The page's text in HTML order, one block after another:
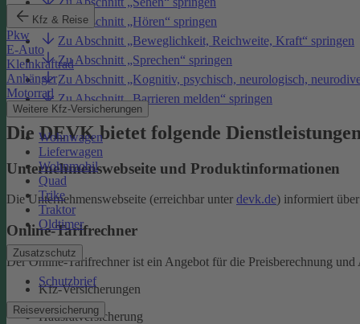
Kfz & Reise
Pkw
E-Auto
Kleinkraftrad
Anhänger
Motorrad
Weitere Kfz-Versicherungen
Wohnwagen
Lieferwagen
Wohnmobil
Quad
Trike
Traktor
Oldtimer
Zusatzschutz
Schutzbrief
Reiseversicherung
Zu Abschnitt „Hören“ springen
Zu Abschnitt „Beweglichkeit, Reichweite, Kraft“ springen
Zu Abschnitt „Sprechen“ springen
Zu Abschnitt „Kognitiv, psychisch, neurologisch,
Zu Abschnitt „Barrieren melden“ springen
Die DEVK bietet folgende
Unternehmenswebseite und Produktinformationen
Die Unternehmenswebseite (erreichbar unter devk.de) informiert
Online-Tarifrechner
Der Online-Tarifrechner ist ein Angebot für die Preisberechnung
Kfz-Versicherungen
Hausratversicherung